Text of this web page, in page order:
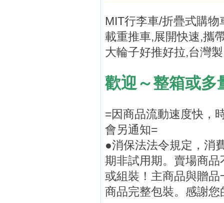
MIT行李車/折疊式購
載重推車,展開快速,攜
大輪子好推好拉,台灣
歡迎～整箱或多
=因商品流動速度快，
會另通知=
●消保法法令規定，消
期非試用期。賣場商
或組裝！主商品與贈
商品完整包裝。感謝您